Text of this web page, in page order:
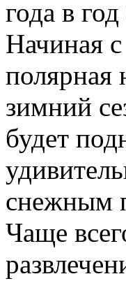
года в
Начиная
полярная
зимний
будет
снежным
Чаще